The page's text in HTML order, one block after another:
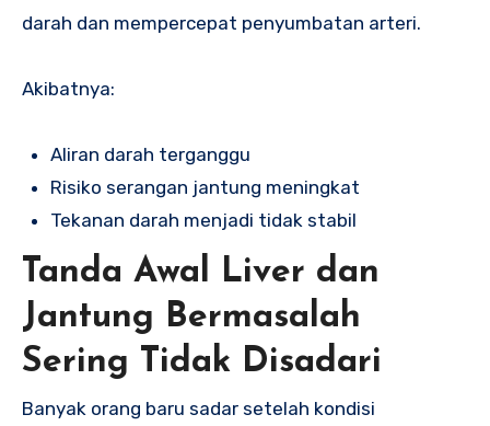
darah dan mempercepat penyumbatan arteri.
Akibatnya:
Aliran darah terganggu
Risiko serangan jantung meningkat
Tekanan darah menjadi tidak stabil
Tanda Awal Liver dan
Jantung Bermasalah
Sering Tidak Disadari
Banyak orang baru sadar setelah kondisi